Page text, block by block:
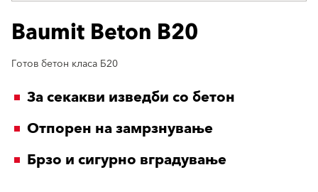
Baumit Beton B20
Готов бетон класа Б20
За секакви изведби со бетон
Отпорен на замрзнување
Брзо и сигурно вградување